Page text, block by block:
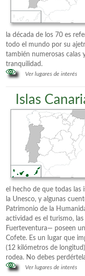
la década de los 70 es
todo el mundo por su
también numerosas calas
tranquilidad.
Ver lugares de interés
Islas
el hecho de que todas las
la Unesco, y algunas
Patrimonio de la
actividad es el turismo,
Fuerteventura— poseen
Cofete. Es un lugar que
(12 kilómetros de
rodea. No debes
Ver lugares de interés